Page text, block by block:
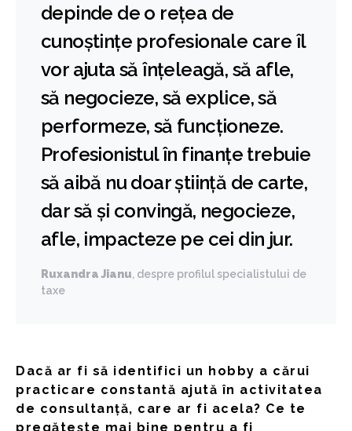
depinde de o rețea de
cunoștințe profesionale care îl
vor ajuta să înțeleagă, să afle,
să negocieze, să explice, să
performeze, să funcționeze.
Profesionistul în finanțe trebuie
să aibă nu doar știință de carte,
dar să și convingă, negocieze,
afle, impacteze pe cei din jur.
Ruxandra Jianu, despre profilul specialistului de
taxe
Dacă ar fi să identifici un hobby a cărui
practicare constantă ajută în activitatea
de consultanță, care ar fi acela? Ce te
pregătește mai bine pentru a fi